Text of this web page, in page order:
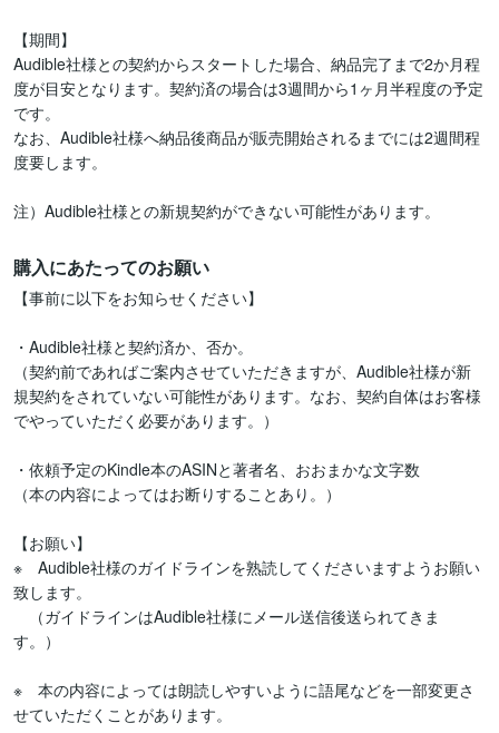
【期間】
Audible社様との契約からスタートした場合、納品完了まで2か月程
度が目安となります。契約済の場合は3週間から1ヶ月半程度の予定
です。
なお、Audible社様へ納品後商品が販売開始されるまでには2週間程
度要します。
購入にあたってのお願い
【事前に以下をお知らせください】
・Audible社様と契約済か、否か。
（契約前であればご案内させていただきますが、Audible社様が新
規契約をされていない可能性があります。なお、契約自体はお客様
でやっていただく必要があります。）
・依頼予定のKindle本のASINと著者名、おおまかな文字数
（本の内容によってはお断りすることあり。）
【お願い】
※　Audible社様のガイドラインを熟読してくださいますようお願い
致します。
（ガイドラインはAudible社様にメール送信後送られてきま
す。）
※　本の内容によっては朗読しやすいように語尾などを一部変更さ
せていただくことがあります。